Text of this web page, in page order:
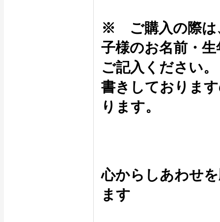
※ ご購入の際は
子様のお名前・
ご記入ください
書きしておりま
ります。
心からしあわせ
ます